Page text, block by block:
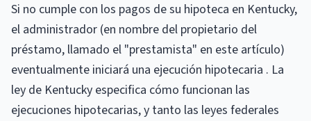
Si no cumple con los pagos de su hipoteca en Kentucky,
el administrador (en nombre del propietario del
préstamo, llamado el "prestamista" en este artículo)
eventualmente iniciará una ejecución hipotecaria . La
ley de Kentucky especifica cómo funcionan las
ejecuciones hipotecarias, y tanto las leyes federales